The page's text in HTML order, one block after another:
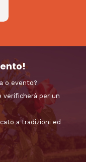
o evento?
verificherà per un
a tradizioni ed